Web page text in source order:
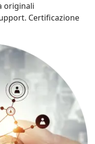
originali
Certificazione